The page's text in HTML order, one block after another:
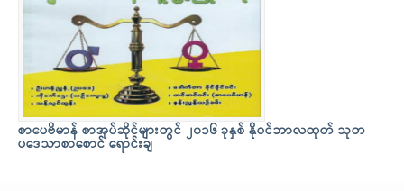
စာပေဗိမာန် စာအုပ်ဆိုင်များတွင် ၂၀၁၆ ခုနှစ် နိုဝင်ဘာလထုတ် သုတ
ပဒေသာစာစောင် ရောင်းချ